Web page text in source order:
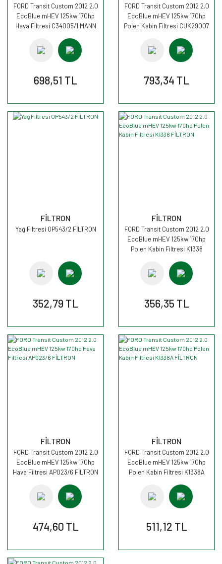
FORD Transit Custom 2012 2.0
EcoBlue mHEV 125kw 170hp
Hava Filtresi C34005/1 MANN
698,51 TL
FORD Transit Custom 2012 2.0
EcoBlue mHEV 125kw 170hp
Polen Kabin Filtresi CUK29007
793,34 TL
FİLTRON
Yağ Filtresi OP543/2 FİLTRON
352,79 TL
FİLTRON
FORD Transit Custom 2012 2.0
EcoBlue mHEV 125kw 170hp
Polen Kabin Filtresi K1338
356,35 TL
FİLTRON
FORD Transit Custom 2012 2.0
EcoBlue mHEV 125kw 170hp
Hava Filtresi AP023/6 FİLTRON
474,60 TL
FİLTRON
FORD Transit Custom 2012 2.0
EcoBlue mHEV 125kw 170hp
Polen Kabin Filtresi K1338A
511,12 TL